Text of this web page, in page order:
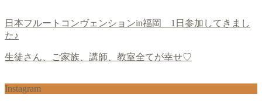
日本フルートコンヴェンションin福岡 1日参加してきまし
た♪
生徒さん、ご家族、講師、教室全てが幸せ♡
Instagram